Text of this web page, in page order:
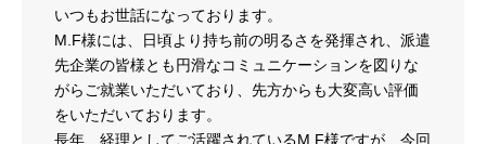
いつもお世話になっております。
M.F様には、日頃より持ち前の明るさを発揮され、派遣
先企業の皆様とも円滑なコミュニケーションを図りな
がらご就業いただいており、先方からも大変高い評価
をいただいております。
長年、経理としてご活躍されているM.F様ですが、今回